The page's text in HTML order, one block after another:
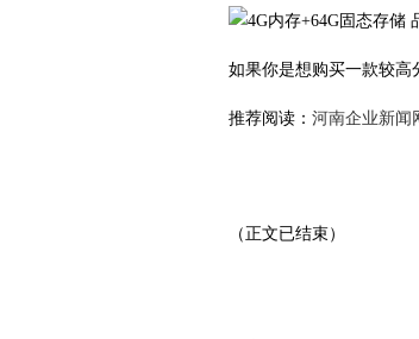
如果你是想购买一款较高
推荐阅读： 河南企业新闻
（正文已结束）